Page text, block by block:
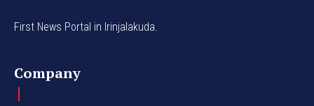
First News Portal in Irinjalakuda.
Company